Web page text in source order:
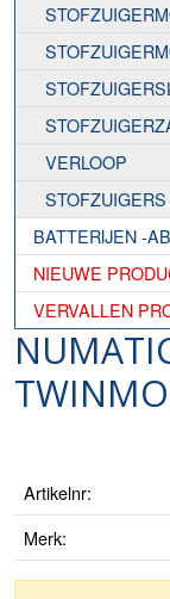
VERLOOP
STOFZUIGERS
BATTERIJEN -
NIEUWE
VERVALLEN
Artikelnr:
Merk: